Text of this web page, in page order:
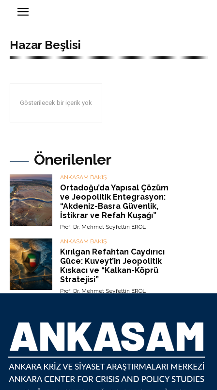
Hazar Beşlisi
Gösterilecek bir içerik yok
Önerilenler
ANKASAM BAKIŞ
Ortadoğu’da Yapısal Çözüm
ve Jeopolitik Entegrasyon:
“Akdeniz-Basra Güvenlik,
İstikrar ve Refah Kuşağı”
Prof. Dr. Mehmet Seyfettin EROL
ANKASAM BAKIŞ
Kırılgan Refahtan Caydırıcı
Güce: Kuveyt’in Jeopolitik
Kıskacı ve “Kalkan-Köprü
Stratejisi”
Prof. Dr. Mehmet Seyfettin EROL